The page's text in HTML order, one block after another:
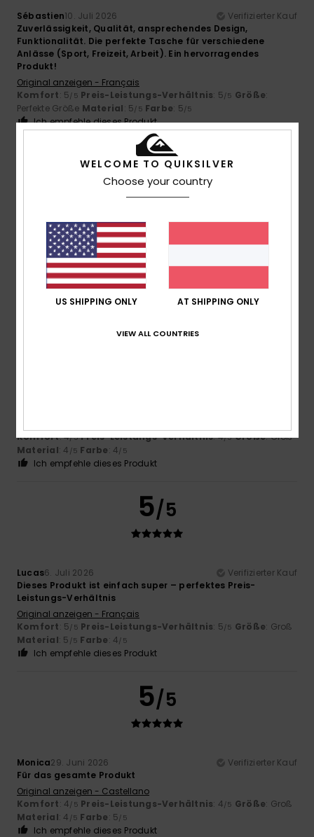
Sébastien10. Juli 2026
Verifizierter Kauf
Zuverlässigkeit, Qualität, ansprechendes Design,
Funktionalität. Die perfekte Tasche für verschiedene
Anlässe (Sport, Freizeit, Arbeit). Ein hervorragendes
Produkt!
Original anzeigen - Français
Komfort: 5/5 Preis-Leistungs-Verhältnis: 5/5 Größe:
Perfekte Größe Material: 5/5 Farbe: 5/5
Ich empfehle dieses Produkt
5/5
Nathan7. Juli 2026
Einfach und effektiv
Original anzeigen - Français
Komfort: 5/5 Preis-Leistungs-Verhältnis
Perfekte GrößeMaterial: 5/5 Farbe
4/5
Komfort: 4/5 Preis-Leistungs-Verhältnis: 4/5 Größe: Groß
Material: 4 /5 Farbe: 4/5
Ich empfehle dieses Produkt
5/5
Lucas6. Juli 2026
Verifizierter Kauf
Dieses Produkt ist einfach super – perfektes Preis-
Leistungs-Verhältnis
Original anzeigen - Français
Komfort: 5/5 Preis-Leistungs-Verhältnis: 5/5 Größe: Groß
Material: 5 /5 Farbe: 4/5
Ich empfehle dieses Produkt
5/5
Monica29. Juni 2026
Verifizierter Kauf
Für das gesamte Produkt
Original anzeigen - Castellano
Komfort: 4/5 Preis-Leistungs-Verhältnis: 4/5 Größe: Groß
Material: 4 /5 Farbe: 5/5
Ich empfehle dieses Produkt
WELCOME TO QUIKSILVER
Choose your country
US SHIPPING ONLY AT SHIPPING ONLY
VIEW ALL COUNTRIES